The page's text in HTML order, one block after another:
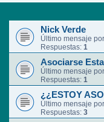
Nick Verde
Último mensaje por
Respuestas: 1
Asociarse
Último mensaje por
Respuestas: 1
¿¿ESTOY
Último mensaje por
Respuestas: 3